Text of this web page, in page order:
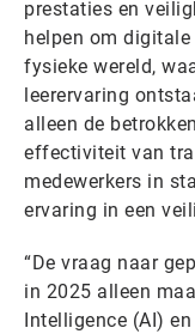
prestaties en
helpen om
fysieke wereld,
leerervaring
alleen de
effectiviteit van
medewerkers in
ervaring in een
“De vraag naar
in 2025 alleen
Intelligence (AI)